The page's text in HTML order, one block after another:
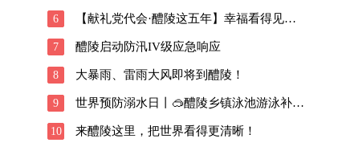
6 【献礼党代会·醴陵这五年】幸福看得见！醴陵交出这样的民生答卷
7 醴陵启动防汛IV级应急响应
8 大暴雨、雷雨大风即将到醴陵！
9 世界预防溺水日丨🥽醴陵乡镇泳池游泳补贴信息请查收→
10 来醴陵这里，把世界看得更清晰！